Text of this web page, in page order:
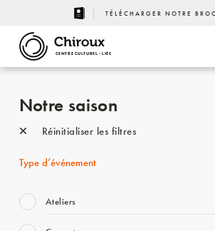
TÉLÉCHARGER NOTRE
CENTRE CULTUREL - LIÈGE
Notre saison
Réinitialiser les filtres
Type d’événement
Ateliers